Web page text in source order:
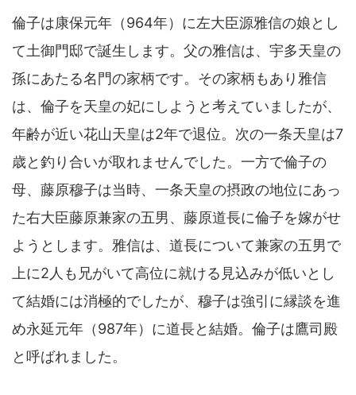
倫子は康保元年（964年）に左大臣源雅信の娘とし
て土御門邸で誕生します。父の雅信は、宇多天皇の
孫にあたる名門の家柄です。その家柄もあり雅信
は、倫子を天皇の妃にしようと考えていましたが、
年齢が近い花山天皇は2年で退位。次の一条天皇は7
歳と釣り合いが取れませんでした。一方で倫子の
母、藤原穆子は当時、一条天皇の摂政の地位にあっ
た右大臣藤原兼家の五男、藤原道長に倫子を嫁がせ
ようとします。雅信は、道長について兼家の五男で
上に2人も兄がいて高位に就ける見込みが低いとし
て結婚には消極的でしたが、穆子は強引に縁談を進
め永延元年（987年）に道長と結婚。倫子は鷹司殿
と呼ばれました。